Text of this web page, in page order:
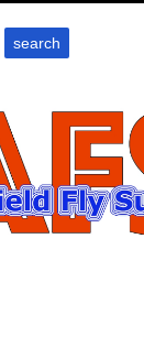
search